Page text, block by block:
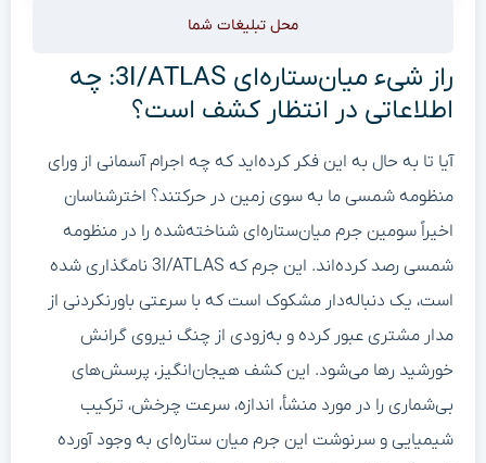
محل تبلیغات شما
راز شیء میان‌ستاره‌ای 3I/ATLAS: چه
اطلاعاتی در انتظار کشف است؟
آیا تا به حال به این فکر کرده‌اید که چه اجرام آسمانی از ورای
منظومه شمسی ما به سوی زمین در حرکتند؟ اخترشناسان
اخیراً سومین جرم میان‌ستاره‌ای شناخته‌شده را در منظومه
شمسی رصد کرده‌اند. این جرم که 3I/ATLAS نامگذاری شده
است، یک دنباله‌دار مشکوک است که با سرعتی باورنکردنی از
مدار مشتری عبور کرده و به‌زودی از چنگ نیروی گرانش
خورشید رها می‌شود. این کشف هیجان‌انگیز، پرسش‌های
بی‌شماری را در مورد منشأ، اندازه، سرعت چرخش، ترکیب
شیمیایی و سرنوشت این جرم میان ستاره‌ای به وجود آورده